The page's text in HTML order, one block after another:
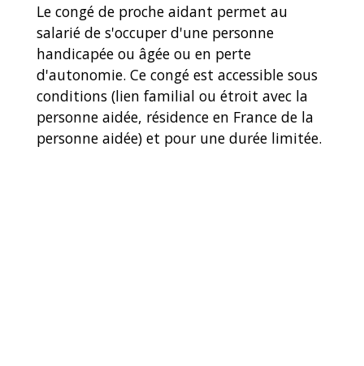
Le congé de proche aidant permet au
salarié de s'occuper d'une personne
handicapée ou âgée ou en perte
d'autonomie. Ce congé est accessible sous
conditions (lien familial ou étroit avec la
personne aidée, résidence en France de la
personne aidée) et pour une durée limitée.